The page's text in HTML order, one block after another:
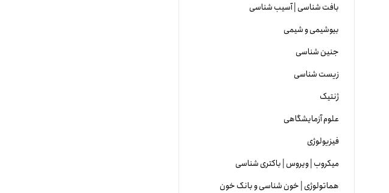
بافت شناسی | آسیب شناسی
بیوشیمی و شیمی
جنین شناسی
زیست شناسی
ژنتیک
علوم آزمایشگاهی
فیزیولوژی
میکروب | ویروس | باکتری شناسی
هماتولوژی | خون شناسی و بانک خون